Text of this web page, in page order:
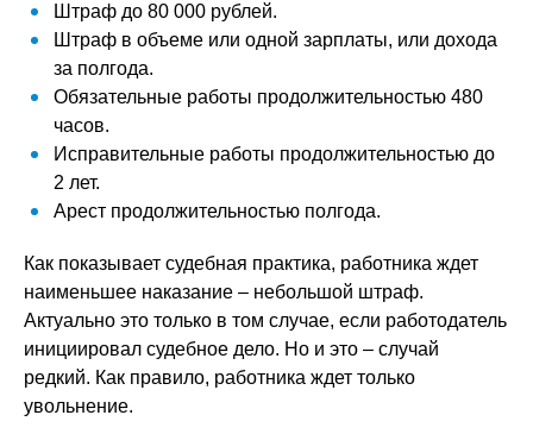
Штраф до 80 000 рублей.
Штраф в объеме или одной зарплаты, или дохода
за полгода.
Обязательные работы продолжительностью 480
часов.
Исправительные работы продолжительностью до
2 лет.
Арест продолжительностью полгода.
Как показывает судебная практика, работника ждет
наименьшее наказание – небольшой штраф.
Актуально это только в том случае, если работодатель
инициировал судебное дело. Но и это – случай
редкий. Как правило, работника ждет только
увольнение.